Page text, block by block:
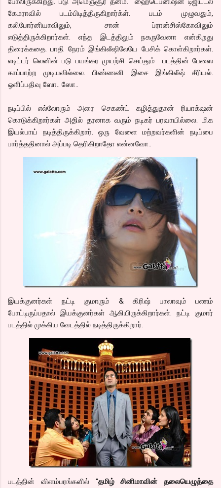
கேமராவில் படம்பிடித்திருகிறார்க்ள். படம் முழுவதும்,
கலிபோர்னியாவிலும், சான் ப்ரான்சிஸ்கோவிலும்
எடுத்திருக்கிறார்கள். எந்த இடத்திலும் நகருவேனா என்கிறது
திரைக்கதை. பாதி நேரம் இங்கிலீஷிலேயே பேசிக் கொள்கிறார்கள்.
எடிட்டர் லெனின் படு பயங்கர முயற்சி செய்தும் படத்தின் பேஸை
காப்பாற்ற முடியவில்லை. பிண்ணனி இசை இங்கிலீஷ் சீரியல்.
ஒளிப்பதிவு ஸோ.. ஸோ..
நடிப்பில் எல்லோரும் அரை செகண்ட் கழித்துதான் ரியாக்‌ஷன்
கொடுக்கிறார்கள் அதில் தரனாக வரும் நடிகர் பரவாயில்லை. மிக
இயல்பாய் நடித்திருக்கிறார். ஒரு வேளை மற்றவர்களின் நடிப்பை
பார்த்ததினால் அப்படி தெரிகிறாதோ என்னவோ..
இயக்குனர்கள் நட்டி குமாரும் & கிரிஷ் பாலாவும் பணம்
போட்டிருப்பதால் இயக்குனர்கள் ஆகியிருக்கிறார்கள். நட்டி குமார்
படத்தில் முக்கிய வேடத்தில் நடித்திருக்கிறார்.
படத்தின் விளம்பரங்களில் “தமிழ் சினிமாவின் தலையெழுத்தை